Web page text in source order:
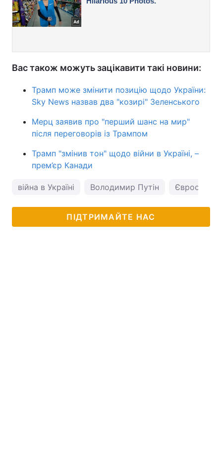
Вас також можуть зацікавити такі новини:
Трамп може змінити позицію щодо України:
Sky News назвав два "козирі" Зеленського
Мерц заявив про "перший шанс на мир"
після переговорів із Трампом
Трамп "змінив тон" щодо війни в Україні, –
прем’єр Канади
війна в Україні Володимир Путін Євросоюз
ПІДТРИМАЙТЕ НАС